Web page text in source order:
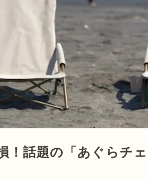
！話題の「あぐらチ